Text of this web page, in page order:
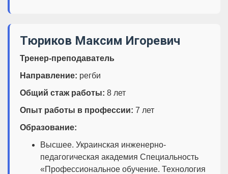
Тюриков Максим Игоревич
Тренер-преподаватель
Направление: регби
Общий стаж работы: 8 лет
Опыт работы в профессии: 7 лет
Образование:
Высшее. Украинская инженерно-
педагогическая академия Специальность
«Профессиональное обучение. Технология